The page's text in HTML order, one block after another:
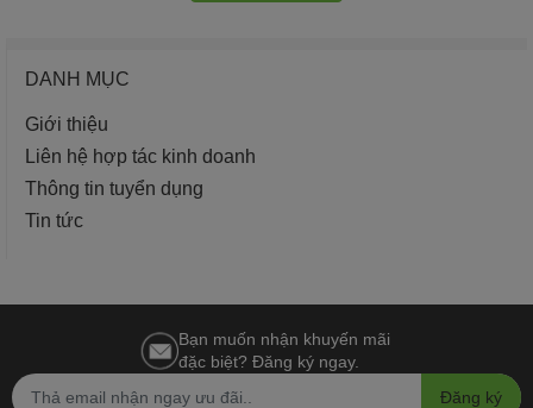
DANH MỤC
Giới thiệu
Liên hệ hợp tác kinh doanh
Thông tin tuyển dụng
Tin tức
Bạn muốn nhận khuyến mãi
đặc biệt? Đăng ký ngay.
Đăng ký